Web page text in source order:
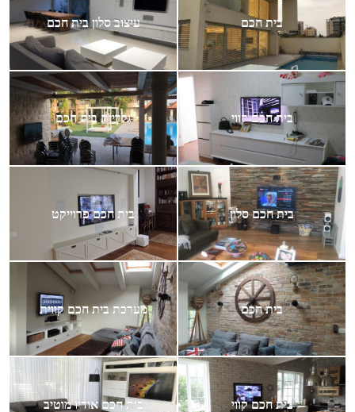
בית חכם עיצוב סלון בית חכם
בית חכם קווי גלריית בית חכם
בית חכם סלון בית חכם פרוייקט
בית חכם מערכת בית חכם קווית
בית חכם קווי בית חכם אודיו מוטיב